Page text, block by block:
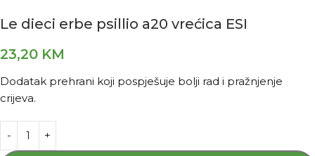
Le dieci erbe psillio a20 vrećica ESI
23,20 KM
Dodatak prehrani koji pospješuje bolji rad i pražnjenje
crijeva.